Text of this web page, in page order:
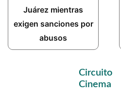
Juárez mientras
exigen sanciones por
abusos
Primary
Sidebar
Circuito
Cinema